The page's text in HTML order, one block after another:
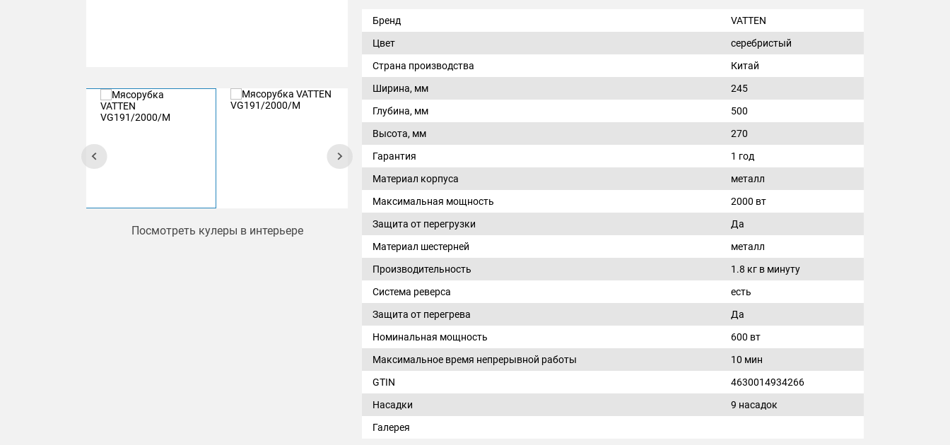
Посмотреть кулеры в интерьере
Бренд
VATTEN
Цвет
серебристый
Страна производства
Китай
Ширина, мм
245
Глубина, мм
500
Высота, мм
270
Гарантия
1 год
Материал корпуса
металл
Максимальная мощность
2000 вт
Защита от перегрузки
Да
Материал шестерней
металл
Производительность
1.8 кг в минуту
Система реверса
есть
Защита от перегрева
Да
Номинальная мощность
600 вт
Максимальное время непрерывной работы
10 мин
GTIN
4630014934266
Насадки
9 насадок
Галерея